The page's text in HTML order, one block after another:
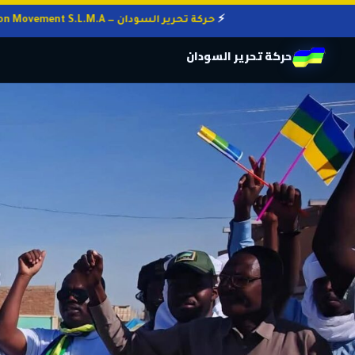
حركة تحرير السودان — Sudan Liberation Movement S.L.M.A
حركة تحرير السودان